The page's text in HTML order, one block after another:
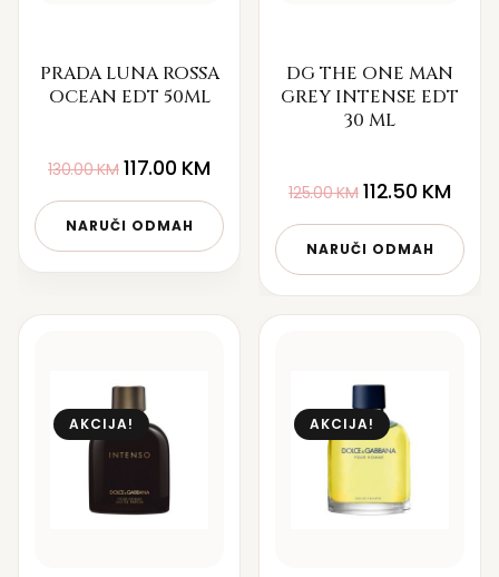
PRADA LUNA ROSSA
OCEAN EDT 50ML
130.00KM 117.00 KM
NARUČI ODMAH
DG THE ONE MAN
GREY INTENSE EDT
30 ML
125.00KM 112.50 KM
NARUČI ODMAH
AKCIJA! AKCIJA!